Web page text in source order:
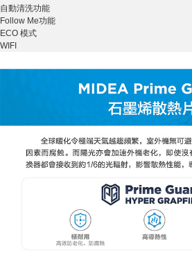
自動清洗功能
Follow Me功能
ECO 模式
WIFI